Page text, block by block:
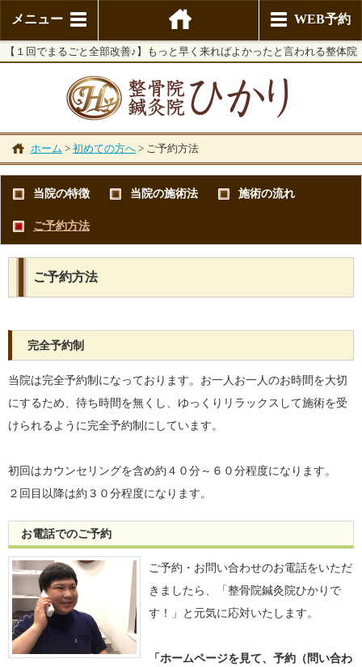
メニュー WEB予約
【１回でまるごと全部改善♪】もっと早く来ればよかったと言われる整体院
ホーム > 初めての方へ > ご予約方法
当院の特徴 当院の施術法 施術の流れ
ご予約方法
ご予約方法
完全予約制
当院は完全予約制になっております。お一人お一人のお時間を大切
にするため、待ち時間を無くし、ゆっくりリラックスして施術を受
けられるように完全予約制にしています。
初回はカウンセリングを含め約４０分～６０分程度になります。
２回目以降は約３０分程度になります。
お電話でのご予約
ご予約・お問い合わせのお電話をいただ
きましたら、「整骨院鍼灸院ひかりで
す！」と元気に応対いたします。
「ホームページを見て、予約（問い合わ